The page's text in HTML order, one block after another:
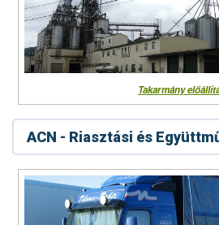
Takarmány
ACN - Riasztási és